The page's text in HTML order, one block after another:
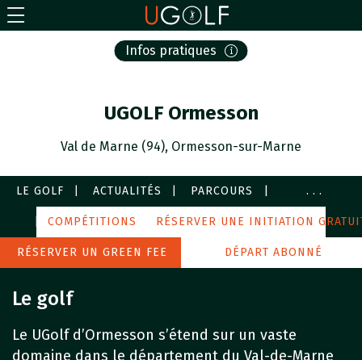
Infos pratiques
UGOLF Ormesson
Val de Marne (94), Ormesson-sur-Marne
LE GOLF ACTUALITÉS PARCOURS
COURS SERVICES IMAGES
AUTOUR DE MOI
...
COMPÉTITIONS RÉSERVER UNE INITIATION
RÉSERVER UN GREEN FEE DÉPART ABONNÉ
Le golf
Le UGolf d’Ormesson s’étend sur un vaste
domaine dans le département du Val-de-Marne